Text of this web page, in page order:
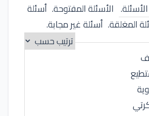
الأسئلة المفتوحة. أسئلة
المغلقة. أسئلة غير مجابة.